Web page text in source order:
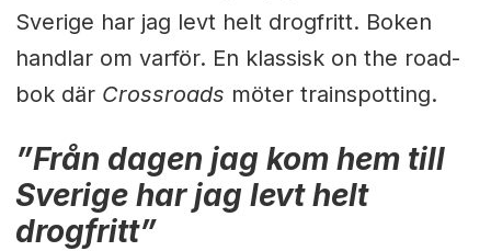
Sverige har jag levt helt drogfritt. Boken
handlar om varför. En klassisk on the road-
bok där Crossroads möter trainspotting.
”Från dagen jag kom hem till
Sverige har jag levt helt
drogfritt”